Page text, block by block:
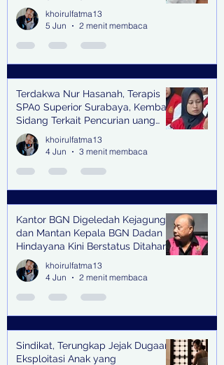
khoirulfatma13
5 Jun
2 menit membaca
Terdakwa Nur Hasanah, Terapis
SPA0 Superior Surabaya, Kembali
Sidang Terkait Pencurian uang
senilai Rp1,285 M di PN Surabaya
khoirulfatma13
4 Jun
3 menit membaca
Kantor BGN Digeledah Kejagung
dan Mantan Kepala BGN Dadan
Hindayana Kini Berstatus Ditahan
khoirulfatma13
4 Jun
2 menit membaca
Sindikat, Terungkap Jejak Dugaan
Eksploitasi Anak yang